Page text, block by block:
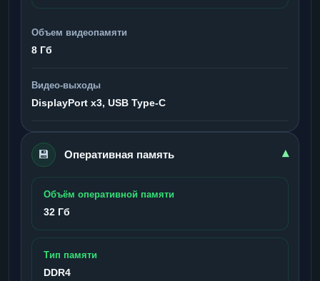
Объем видеопамяти
8 Гб
Видео-выходы
DisplayPort x3, USB Type-C
💾 Оперативная память ▾
Объём оперативной памяти
32 Гб
Тип памяти
DDR4